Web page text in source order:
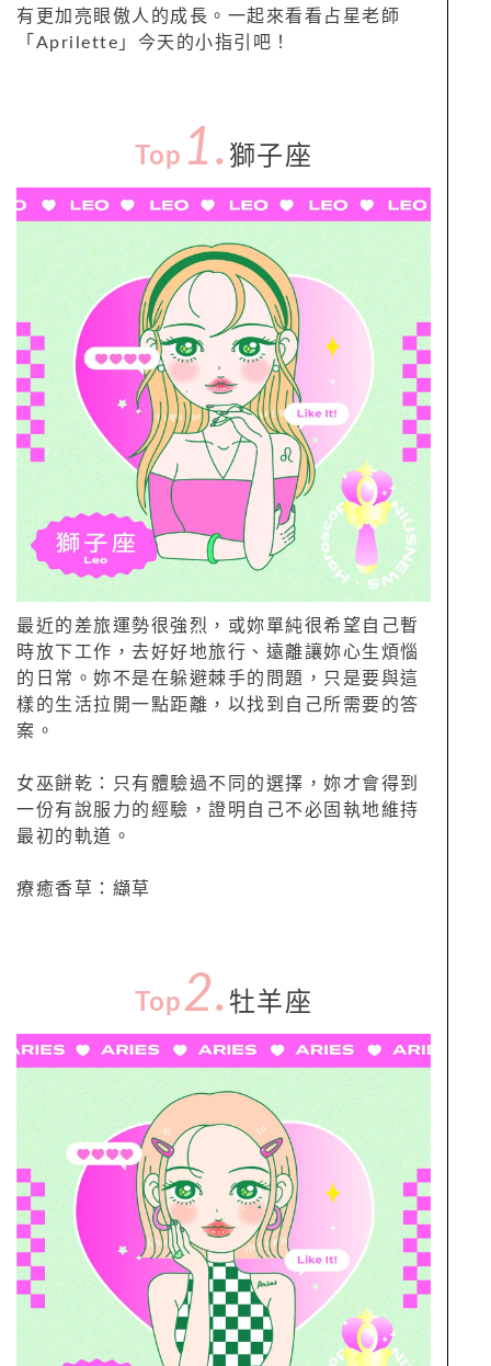
有更加亮眼傲人的成長。一起來看看占星老師
「Aprilette」今天的小指引吧！
Top 1. 獅子座
最近的差旅運勢很強烈，或妳單純很希望自己暫
時放下工作，去好好地旅行、遠離讓妳心生煩惱
的日常。妳不是在躲避棘手的問題，只是要與這
樣的生活拉開一點距離，以找到自己所需要的答
案。
女巫餅乾：只有體驗過不同的選擇，妳才會得到
一份有說服力的經驗，證明自己不必固執地維持
最初的軌道。
療癒香草：纈草
Top2. 牡羊座